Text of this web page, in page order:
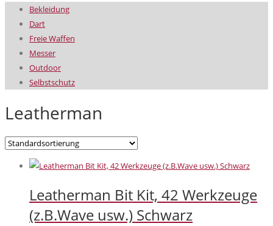
Bekleidung
Dart
Freie Waffen
Messer
Outdoor
Selbstschutz
Leatherman
Leatherman Bit Kit, 42 Werkzeuge
(z.B.Wave usw.) Schwarz